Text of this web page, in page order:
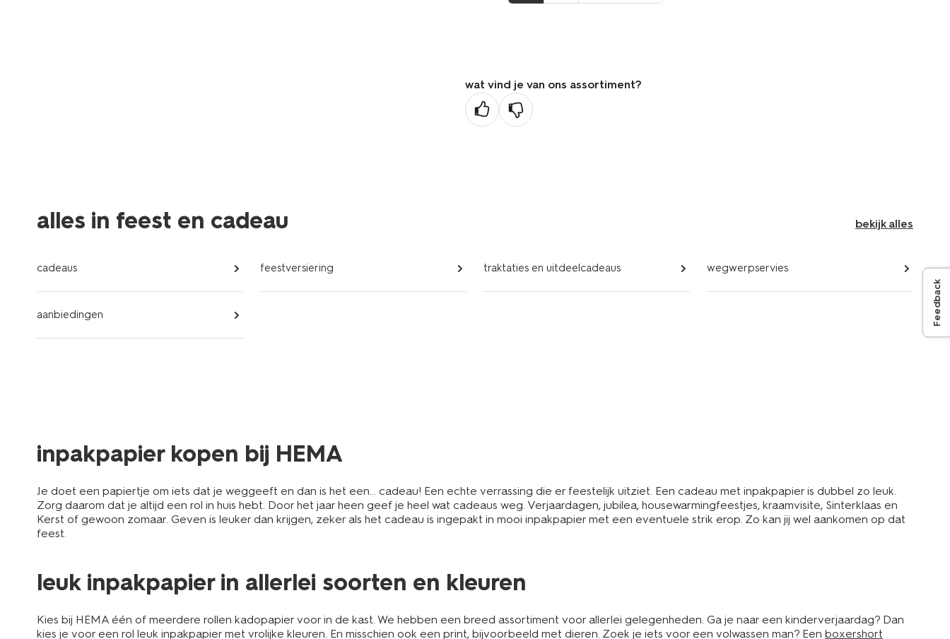
pagina
wat vind je van ons assortiment?
Feedback
alles in feest en cadeau bekijk alles
cadeaus feestversiering traktaties en uitdeelcadeaus wegwerpservies
aanbiedingen
inpakpapier kopen bij HEMA
Je doet een papiertje om iets dat je weggeeft en dan is het een… cadeau! Een echte verrassing die er feestelijk uitziet. Een cadeau met inpakpapier is dubbel zo leuk.
Zorg daarom dat je altijd een rol in huis hebt. Door het jaar heen geef je heel wat cadeaus weg. Verjaardagen, jubilea, housewarmingfeestjes, kraamvisite, Sinterklaas en
Kerst of gewoon zomaar. Geven is leuker dan krijgen, zeker als het cadeau is ingepakt in mooi inpakpapier met een eventuele strik erop. Zo kan jij wel aankomen op dat
feest.
leuk inpakpapier in allerlei soorten en kleuren
Kies bij HEMA één of meerdere rollen kadopapier voor in de kast. We hebben een breed assortiment voor allerlei gelegenheden. Ga je naar een kinderverjaardag? Dan
kies je voor een rol leuk inpakpapier met vrolijke kleuren. En misschien ook een print, bijvoorbeeld met dieren. Zoek je iets voor een volwassen man? Een boxershort